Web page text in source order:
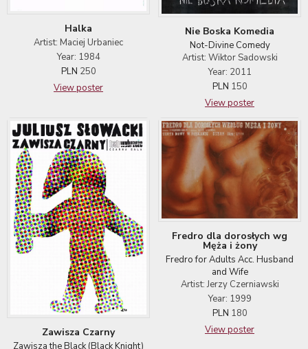
Halka
Artist: Maciej Urbaniec
Year: 1984
PLN 250
View poster
Nie Boska Komedia
Not-Divine Comedy
Artist: Wiktor Sadowski
Year: 2011
PLN 150
View poster
Zawisza Czarny
Zawisza the Black (Black Knight)
Fredro dla dorosłych wg
Męża i żony
Fredro for Adults Acc. Husband
and Wife
Artist: Jerzy Czerniawski
Year: 1999
PLN 180
View poster